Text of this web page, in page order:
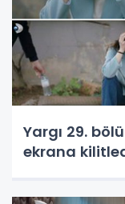
Yargı 29.
ekrana